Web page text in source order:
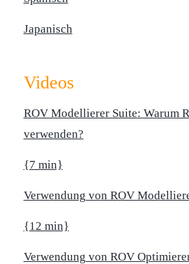
Japanisch
Videos
ROV Modellierer Suite: Warum
verwenden?
{7 min}
Verwendung von ROV
{12 min}
Verwendung von ROV